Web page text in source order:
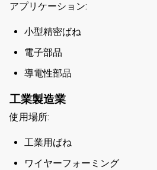
アプリケーション:
小型精密ばね
電子部品
導電性部品
工業製造業
使用場所:
工業用ばね
ワイヤーフォーミング